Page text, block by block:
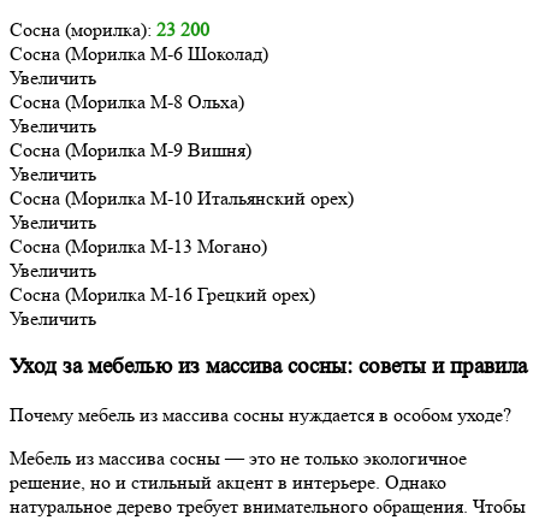
Сосна (морилка): 23 200
Сосна (Морилка М-6 Шоколад)
Увеличить
Сосна (Морилка М-8 Ольха)
Увеличить
Сосна (Морилка М-9 Вишня)
Увеличить
Сосна (Морилка М-10 Итальянский орех)
Увеличить
Сосна (Морилка М-13 Могано)
Увеличить
Сосна (Морилка М-16 Грецкий орех)
Увеличить
Уход за мебелью из массива сосны: советы и правила
Почему мебель из массива сосны нуждается в особом уходе?
Мебель из массива сосны — это не только экологичное
решение, но и стильный акцент в интерьере. Однако
натуральное дерево требует внимательного обращения. Чтобы